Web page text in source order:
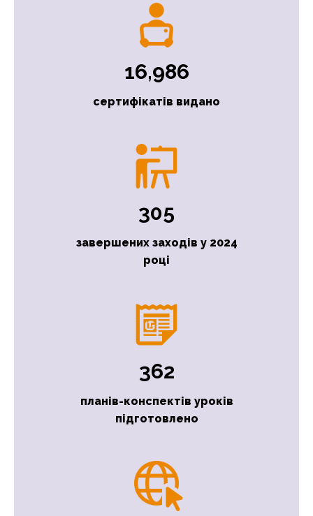
16,986
сертифікатів видано
305
завершених заходів у 2024
році
362
планів-конспектів уроків
підготовлено